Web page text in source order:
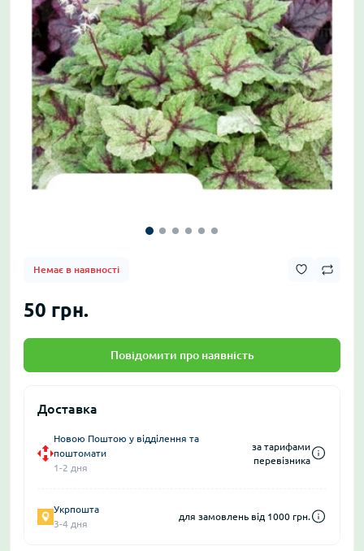
Немає в наявності
50 грн.
Повідомити про наявність
Доставка
Новою Поштою у відділення та
поштомати
1-2 дня
за тарифами
перевізника
Укрпошта
3-4 дня
для замовлень від 1000 грн.